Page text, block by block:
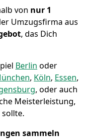
von nur 1
Umzugsfirma aus
, das Dich
Berlin oder
, Köln, Essen,
, oder auch
Meisterleistung,
sammeln